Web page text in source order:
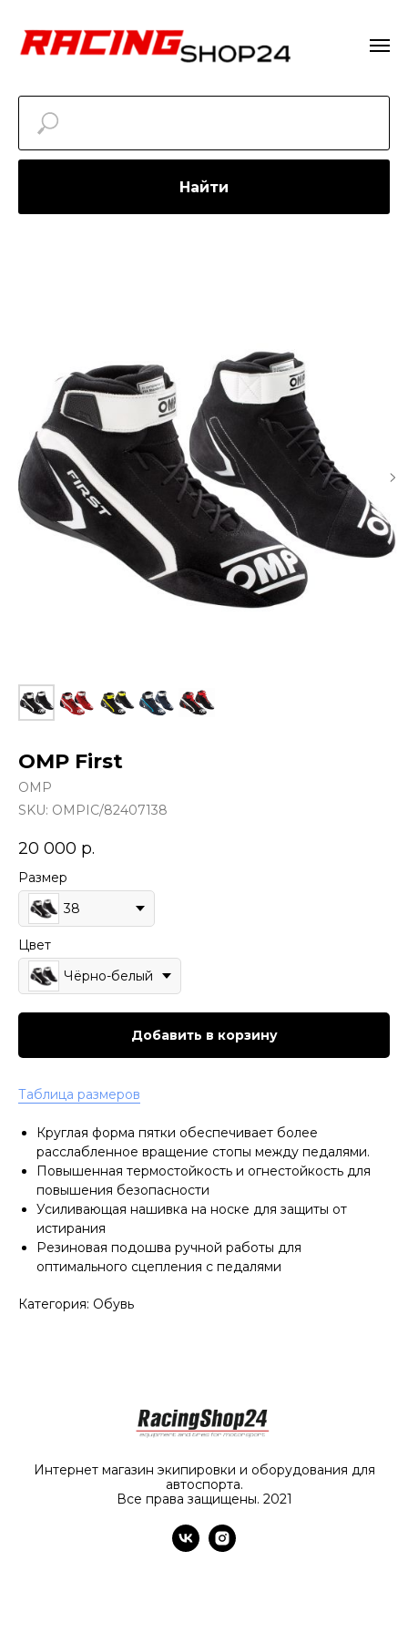
Найти
OMP First
OMP
SKU: OMPIC/82407138
20 000 р.
Размер
38
Цвет
Чёрно-белый
Добавить в корзину
Таблица размеров
Круглая форма пятки обеспечивает более
расслабленное вращение стопы между педалями.
Повышенная термостойкость и огнестойкость для
повышения безопасности
Усиливающая нашивка на носке для защиты от
истирания
Резиновая подошва ручной работы для
оптимального сцепления с педалями
Категория: Обувь
Интернет магазин экипировки и оборудования для
автоспорта.
Все права защищены. 2021